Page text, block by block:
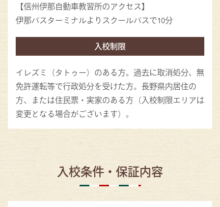
【信州伊那自動車教習所のアクセス】
伊那バスターミナルよりスクールバスで10分
入校制限
イレズミ（タトゥー）のある方。過去に取消処分、無
免許運転等で行政処分を受けた方。長野県内居住の
方、または住民票・実家のある方（入校制限エリアは
変更となる場合がございます）。
入校条件・保証内容